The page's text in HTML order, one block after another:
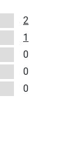
2
1
0
0
0